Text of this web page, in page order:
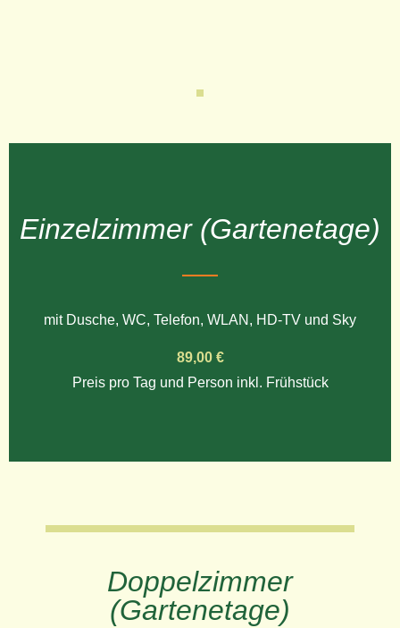
Einzelzimmer (Gartenetage)
mit Dusche, WC, Telefon, WLAN, HD-TV und Sky
89,00 €
Preis pro Tag und Person inkl. Frühstück
Doppelzimmer
(Gartenetage)